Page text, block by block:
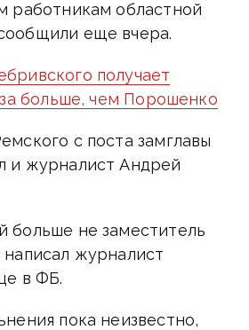
работникам областной
еще вчера.
получает
больше, чем Порошенко
с поста замглавы
и журналист Андрей
больше не заместитель
журналист
в ФБ.
пока неизвестно,